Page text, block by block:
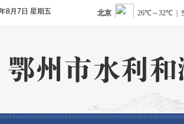
8月7日 星期五